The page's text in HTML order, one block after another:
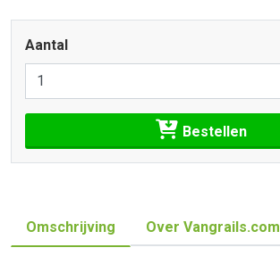
Aantal
Bestellen
Omschrijving Over Vangrails.com